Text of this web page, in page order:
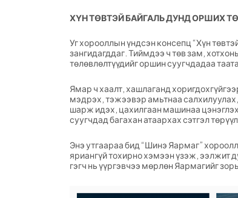
ХҮН ТӨВТЭЙ БАЙГАЛЬ ДУНД ОРШИХ
Уг хорооллын үндсэн консепц “Хүн
зангидагддаг. Тиймдээ ч төв зам,
төлөвлөлтүүдийг оршин суугчдадаа
Ямар ч хаалт, хашлаганд
мэдрэх, тэжээвэр амьтнаа
шарж идэх, цахилгаан машинаа
суугчдад багахан атаархах сэтгэл
Энэ утгаараа бид “Шинэ Яармаг”
яриангүй тохирно хэмээн үзэж, ээлжит
гэгч нь үүргэвчээ мөрлөн Яармагийг